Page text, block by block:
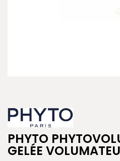
PHYTO
GELÉE